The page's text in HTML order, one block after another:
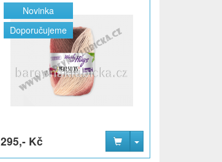
Novinka
Doporučujeme
295,- Kč